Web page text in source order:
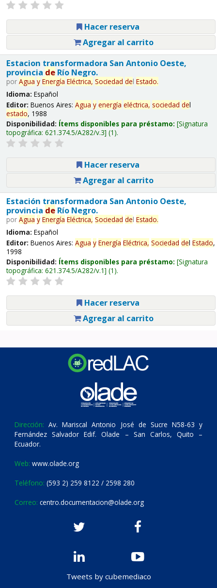
Hacer reserva
Agregar al carrito
Estacion transformadora San Antonio Oeste,
provincia deRío Negro.
por Agua y Energía Eléctrica, Sociedad del Estado.
Idioma: Español
Editor: Buenos Aires: Agua y energía eléctrica, sociedad del
estado, 1988
Disponibilidad: Ítems disponibles para préstamo: Signatura
topográfica: 621.374.5/A282/v.3 (1).
Hacer reserva
Agregar al carrito
Estación transformadora San Antonio Oeste,
provincia deRío Negro.
por Agua y Energía Eléctrica, Sociedad del Estado.
Idioma: Español
Editor: Buenos Aires: Agua y Energía Eléctrica, Sociedad del Estado,
1998
Disponibilidad: Ítems disponibles para préstamo: Signatura
topográfica: 621.374.5/A282/v.1 (1).
Hacer reserva
Agregar al carrito
Dirección: Av. Mariscal Antonio José de Sucre N58-63 y
Fernández Salvador Edif. Olade – San Carlos, Quito –
Ecuador.
Web: www.olade.org
Teléfono: (593 2) 259 8122 / 2598 280
Correo: centro.documentacion@olade.org
Tweets by cubemediaco